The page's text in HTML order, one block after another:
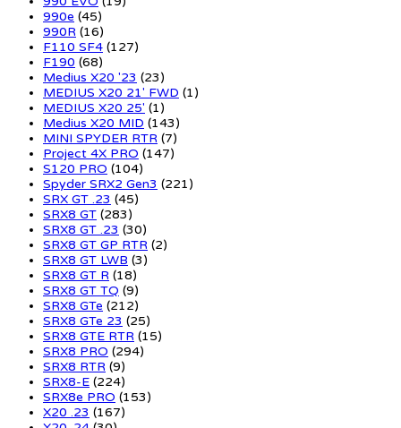
990e (45)
990R (16)
F110 SF4 (127)
F190 (68)
Medius X20 '23 (23)
MEDIUS X20 21' FWD (1)
MEDIUS X20 25' (1)
Medius X20 MID (143)
MINI SPYDER RTR (7)
Project 4X PRO (147)
S120 PRO (104)
Spyder SRX2 Gen3 (221)
SRX GT .23 (45)
SRX8 GT (283)
SRX8 GT .23 (30)
SRX8 GT GP RTR (2)
SRX8 GT LWB (3)
SRX8 GT R (18)
SRX8 GT TQ (9)
SRX8 GTe (212)
SRX8 GTe 23 (25)
SRX8 GTE RTR (15)
SRX8 PRO (294)
SRX8 RTR (9)
SRX8-E (224)
SRX8e PRO (153)
X20 .23 (167)